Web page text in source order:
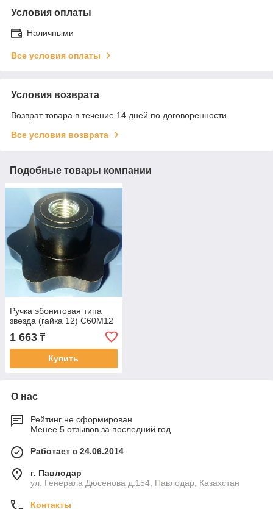
Условия оплаты
Наличными
Все условия оплаты
Условия возврата
Возврат товара в течение 14 дней по договоренности
Все условия возврата
Подобные товары компании
Ручка эбонитовая типа
звезда (гайка 12) С60М12
1 663 ₸
Купить
О нас
Рейтинг не сформирован
Менее 5 отзывов за последний год
Работает с 24.06.2014
г. Павлодар
ул. Генерала Дюсенова д.154, Павлодар, Казахстан
Контакты